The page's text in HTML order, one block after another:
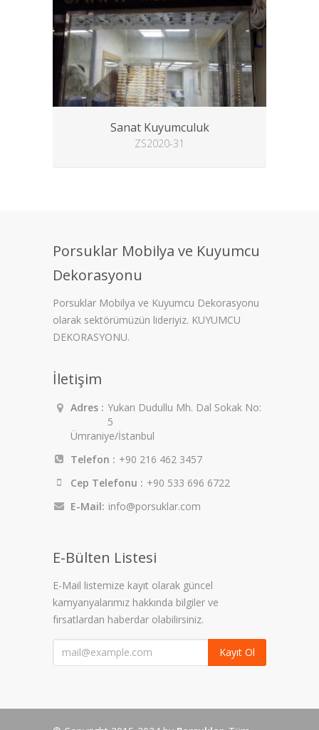
Sanat Kuyumculuk
ZS2020-31
Porsuklar Mobilya ve Kuyumcu
Dekorasyonu
Porsuklar Mobilya ve Kuyumcu Dekorasyonu
olarak sektörümüzün lideriyiz. KUYUMCU
DEKORASYONU.
İletişim
Adres : Yukarı Dudullu Mh. Dal Sokak No:
5
Ümraniye/İstanbul
Telefon : +90 216 462 3457
Cep Telefonu : +90 533 696 6722
E-Mail: info@porsuklar.com
E-Bülten Listesi
E-Mail listemize kayıt olarak güncel
kamyanyalarımız hakkında bilgiler ve
fırsatlardan haberdar olabilirsiniz.
Kayıt Ol